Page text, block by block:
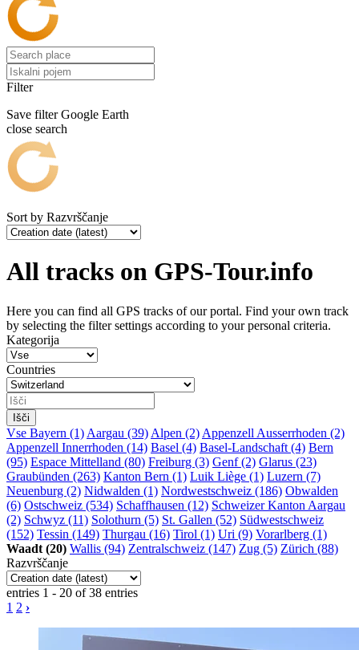
Filter
Save filter Google Earth
close search
Sort by Razvrščanje
All tracks on GPS-Tour.info
Here you can find all GPS tracks of our portal. Find your own track
by selecting the filter settings according to your personal criteria.
Kategorija
Countries
Vse Bayern (1) Aargau (39) Alpen (2) Appenzell Ausserrhoden (2)
Appenzell Innerrhoden (14) Basel (4) Basel-Landschaft (4) Bern
(95) Espace Mittelland (80) Freiburg (3) Genf (2) Glarus (23)
Graubünden (263) Kanton Bern (1) Luik Liège (1) Luzern (7)
Neuenburg (2) Nidwalden (1) Nordwestschweiz (186) Obwalden
(6) Ostschweiz (534) Schaffhausen (12) Schweizer Kanton Aargau
(2) Schwyz (11) Solothurn (5) St. Gallen (52) Südwestschweiz
(152) Tessin (149) Thurgau (16) Tirol (1) Uri (9) Vorarlberg (1)
Waadt (20) Wallis (94) Zentralschweiz (147) Zug (5) Zürich (88)
Razvrščanje
entries 1 - 20 of 38 entries
1 2 ›